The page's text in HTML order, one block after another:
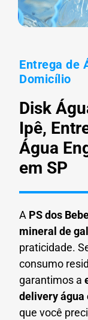
Entrega de
Domicílio
Disk
Ipê,
Água
em SP
A PS dos
mineral de
praticidade.
consumo
garantimos a
delivery água
que você